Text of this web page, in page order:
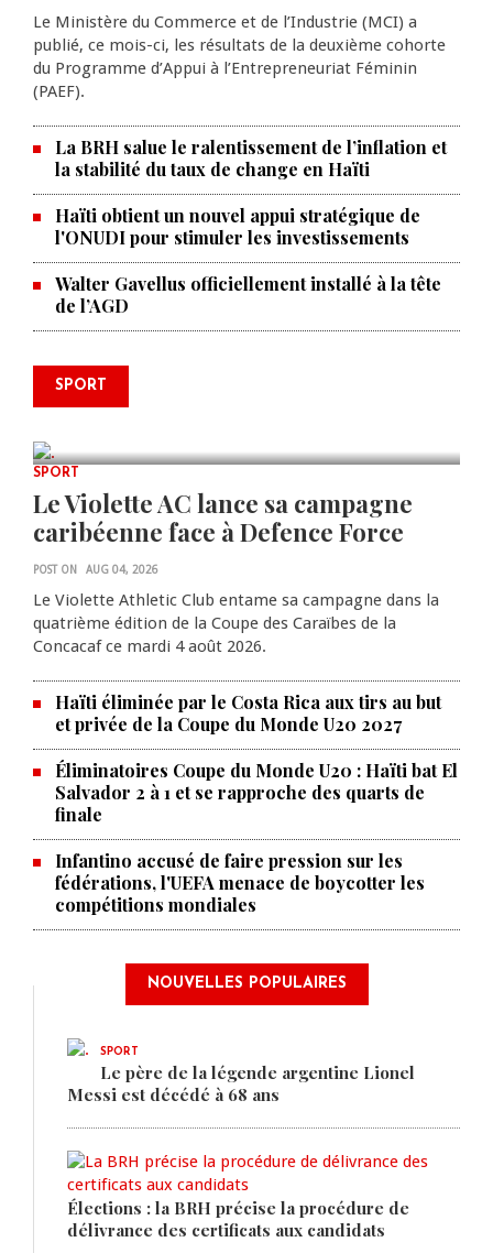
Le Ministère du Commerce et de l’Industrie (MCI) a
publié, ce mois-ci, les résultats de la deuxième cohorte
du Programme d’Appui à l’Entrepreneuriat Féminin
(PAEF).
La BRH salue le ralentissement de l’inflation et
la stabilité du taux de change en Haïti
Haïti obtient un nouvel appui stratégique de
l'ONUDI pour stimuler les investissements
Walter Gavellus officiellement installé à la tête
de l’AGD
SPORT
0 COMMENTS
Le père de la légende argentine
Lionel Messi est décédé à 68 ans
SPORT
Le Violette AC lance sa campagne
caribéenne face à Defence Force
POST ON AUG 04, 2026
Le Violette Athletic Club entame sa campagne dans la
quatrième édition de la Coupe des Caraïbes de la
Concacaf ce mardi 4 août 2026.
Haïti éliminée par le Costa Rica aux tirs au but
et privée de la Coupe du Monde U20 2027
Éliminatoires Coupe du Monde U20 : Haïti bat El
Salvador 2 à 1 et se rapproche des quarts de
finale
Infantino accusé de faire pression sur les
fédérations, l'UEFA menace de boycotter les
compétitions mondiales
NOUVELLES POPULAIRES
SPORT
Le père de la légende argentine Lionel
Messi est décédé à 68 ans
Élections : la BRH précise la procédure de
délivrance des certificats aux candidats